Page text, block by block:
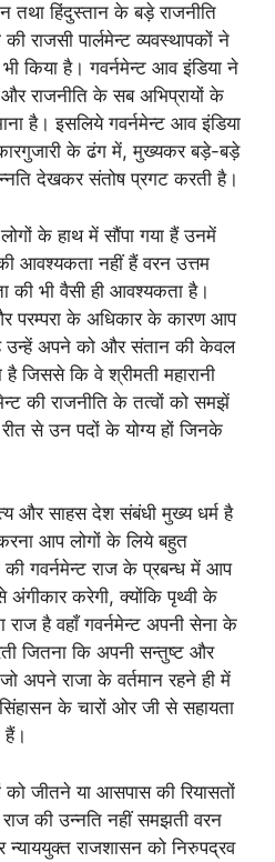
तथा हिंदुस्तान के बड़े राजनीति
राजसी पार्लमेन्ट व्यवस्थापकों ने
किया है। गवर्नमेन्ट आव इंडिया ने
राजनीति के सब अभिप्रायों के
है। इसलिये गवर्नमेन्ट आव इंडिया
के ढंग में, मुख्यकर बड़े-बड़े
देखकर संतोष प्रगट करती है।
के हाथ में सौंपा गया हैं उनमें
आवश्यकता नहीं हैं वरन उत्तम
की भी वैसी ही आवश्यकता है।
परम्परा के अधिकार के कारण आप
है उन्हें अपने को और संतान की केवल
है जिससे कि वे श्रीमती महारानी
की राजनीति के तत्वों को समझें
से उन पदों के योग्य हों जिनके
और साहस देश संबंधी मुख्य धर्म है
आप लोगों के लिये बहुत
गवर्नमेन्ट राज के प्रबन्ध में आप
करेगी, क्योंकि पृथ्वी के
है वहाँ गवर्नमेन्ट अपनी सेना के
जितना कि अपनी सन्तुष्ट और
अपने राजा के वर्तमान रहने ही में
के चारों ओर जी से सहायता
को जीतने या आसपास की रियासतों
की उन्नति नहीं समझती वरन
राजशासन को निरुपद्रव